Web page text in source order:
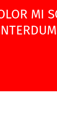
MI